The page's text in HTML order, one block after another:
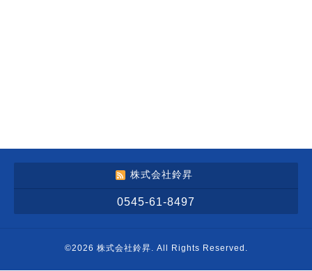
株式会社鈴昇
0545-61-8497
©2026 株式会社鈴昇. All Rights Reserved.